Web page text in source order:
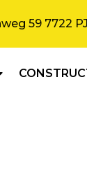
59 7722